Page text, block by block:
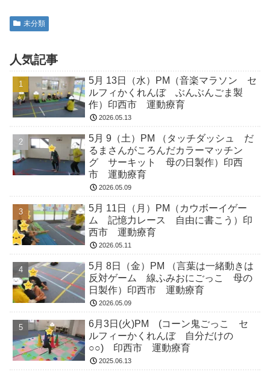
未分類
人気記事
5月 13日（水）PM（音楽マラソン セ
ルフィかくれんぼ ぶんぶんごま製
作）印西市 運動療育
2026.05.13
5月 9（土）PM （タッチダッシュ だ
るまさんがころんだカラーマッチン
グ サーキット 母の日製作）印西
市 運動療育
2026.05.09
5月 11日（月）PM（カウボーイゲー
ム 記憶力レース 自由に書こう）印
西市 運動療育
2026.05.11
5月 8日（金）PM （言葉は一緒動きは
反対ゲーム 線ふみおにごっこ 母の
日製作）印西市 運動療育
2026.05.09
6月3日(火)PM (コーン鬼ごっこ セ
ルフィーかくれんぼ 自分だけの
○○) 印西市 運動療育
2025.06.13